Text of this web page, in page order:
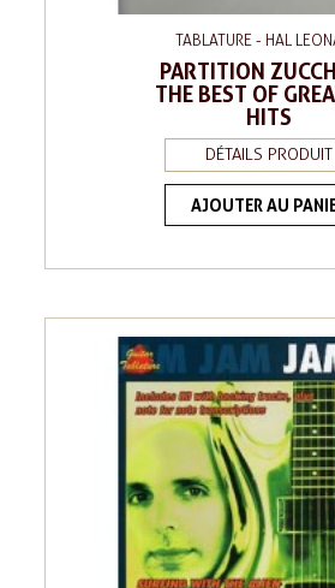
TABLATURE - HAL
PARTITION
THE BEST OF
HITS
DÉTAILS PRODUIT
AJOUTER AU